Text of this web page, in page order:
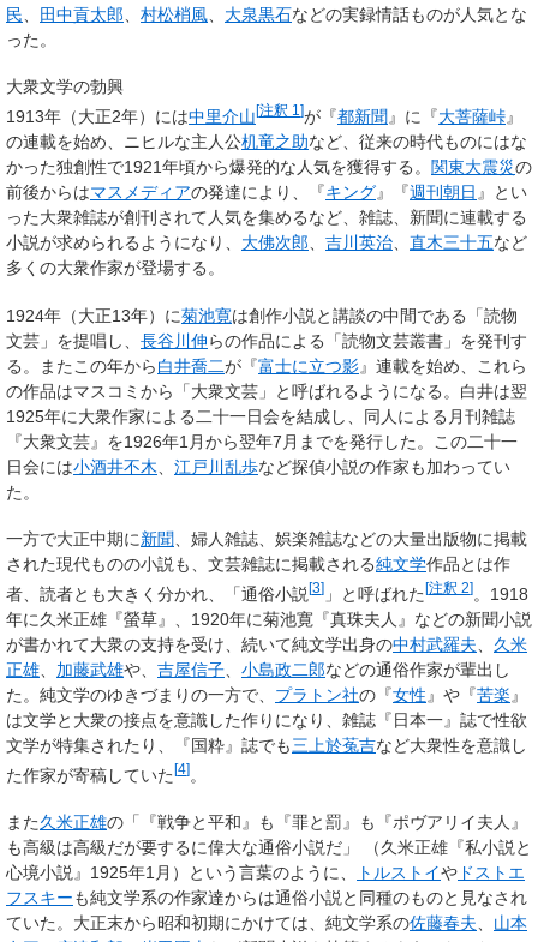
民
田中貢太郎 村松梢風 大泉黒石などの実録情話ものが人気とな
った。
大衆文学の勃興
1913年（大正2年）には中里介山[注釈 1 ]が『都新聞 』に『大菩薩峠』
の連載を始め、ニヒルな主人公机竜之助など、従来の時代ものにはな
かった独創性で1921年頃から爆発的な人気を獲得する。 関東大震災の
前後からはマスメディアの発達により、『キング』『週刊朝日 』とい
った大衆雑誌が創刊されて人気を集めるなど、雑誌、新聞に連載する
小説が求められるようになり、 大佛次郎 吉川英治 直木三十五など
多くの大衆作家が登場する。
1924年（大正13年）に菊池寛は創作小説と講談の中間である「読物
文芸」を提唱し、 長谷川伸らの作品による「読物文芸叢書」を発刊す
る。またこの年から白井喬二が『富士に立つ影』連載を始め、これら
の作品はマスコミから「大衆文芸」と呼ばれるようになる。白井は翌
1925年に大衆作家による二十一日会を結成し、同人による月刊雑誌
『大衆文芸』を1926年1月から翌年7月までを発行した。この二十一
日会には小酒井不木 江戸川乱歩など探偵小説の作家も加わってい
た。
一方で大正中期に新聞 、婦人雑誌、娯楽雑誌などの大量出版物に掲載
された現代ものの小説も、文芸雑誌に掲載される純文学作品とは作
者、読者とも大きく分かれ、「通俗小説 [3] 」と呼ばれた [注釈 2] 。1918
年に久米正雄『螢草』、1920年に菊池寛『真珠夫人』などの新聞小説
が書かれて大衆の支持を受け、続いて純文学出身の中村武羅夫
久米
正雄
加藤武雄や、 吉屋信子 小島政二郎などの通俗作家が輩出し
た。純文学のゆきづまりの一方で、 プラトン社の『女性 』や『苦楽 』
は文学と大衆の接点を意識した作りになり、雑誌『日本一』誌で性欲
文学が特集されたり、『国粋』誌でも三上於菟吉など大衆性を意識し
た作家が寄稿していた[4]。
また久米正雄の「『戦争と平和』も『罪と罰』も『ポヴアリイ夫人』
も高級は高級だが要するに偉大な通俗小説だ」 （久米正雄『私小説と
心境小説』1925年1月）という言葉のように、
トルストイや ドストエ
フスキーも純文学系の作家達からは通俗小説と同種のものと見なされ
ていた。大正末から昭和初期にかけては、純文学系の佐藤春夫
山本